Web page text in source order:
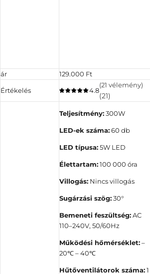
ár
E
e
e
á
129.000 Ft
Értékelés 4.8
(21 vélemény)
(21)
Teljesítmény:300W
LED-ek száma:60 db
LED típusa:5W LED
Élettartam:100 000 óra
Villogás: Nincs villogás
Sugárzási szög:30°
Bemeneti feszültség:AC
110–240V, 50/60Hz
Működési hőmérséklet:–
20℃ – 40℃
Hűtőventilátorok száma:1